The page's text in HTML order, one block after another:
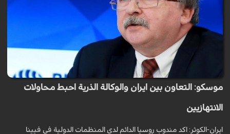
موسكو: التعاون بين ايران والوكالة الذرية احبط محاولات
الانتهازيين
ايران-الكوثر: اكد مندوب روسيا الدائم لدى المنظمات الدولية في فيينا